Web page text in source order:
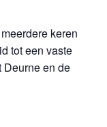
keren
tot een vaste
Deurne en de